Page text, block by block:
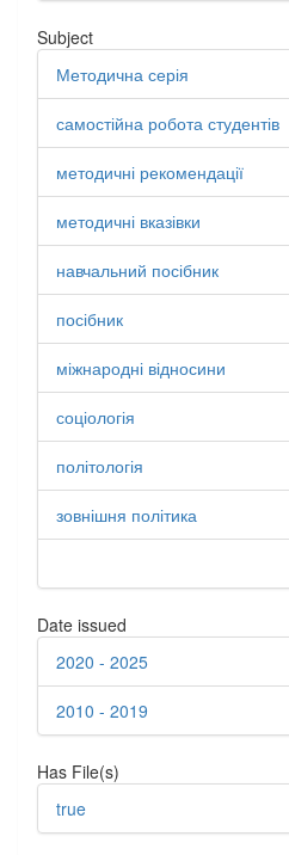
Subject
Методична серія
самостійна робота студентів
методичні рекомендації
методичні вказівки
навчальний посібник
посібник
міжнародні відносини
соціологія
політологія
зовнішня політика
Date issued
2020 - 2025
2010 - 2019
Has File(s)
true